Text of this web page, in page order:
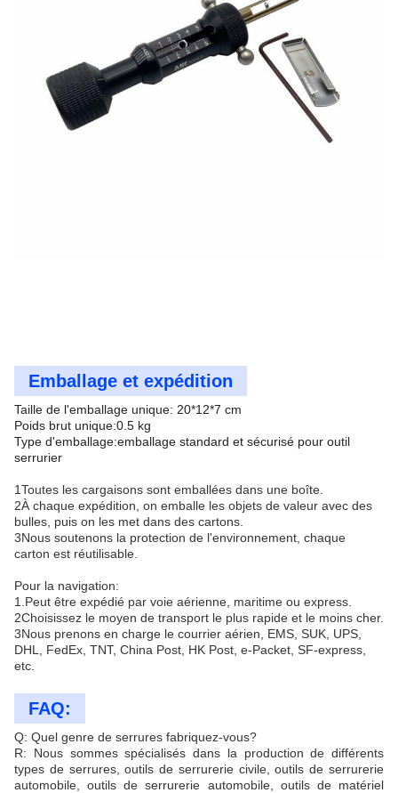
Emballage et expédition
Taille de l'emballage unique: 20*12*7 cm
Poids brut unique:0.5 kg
Type d'emballage:emballage standard et sécurisé pour outil
serrurier
1Toutes les cargaisons sont emballées dans une boîte.
2À chaque expédition, on emballe les objets de valeur avec des
bulles, puis on les met dans des cartons.
3Nous soutenons la protection de l'environnement, chaque
carton est réutilisable.
Pour la navigation:
1.Peut être expédié par voie aérienne, maritime ou express.
2Choisissez le moyen de transport le plus rapide et le moins cher.
3Nous prenons en charge le courrier aérien, EMS, SUK, UPS,
DHL, FedEx, TNT, China Post, HK Post, e-Packet, SF-express,
etc.
FAQ:
Q: Quel genre de serrures fabriquez-vous?
R: Nous sommes spécialisés dans la production de différents
types de serrures, outils de serrurerie civile, outils de serrurerie
automobile, outils de serrurerie automobile, outils de matériel